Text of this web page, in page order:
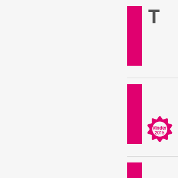
T
Vinder
2015